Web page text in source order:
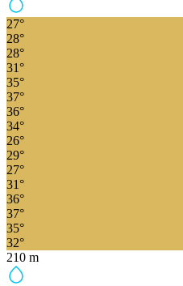
27°
28°
28°
31°
35°
37°
36°
34°
26°
29°
27°
31°
36°
37°
35°
32°
210 m